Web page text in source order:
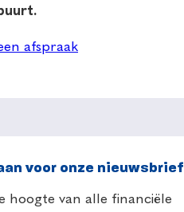
afspraak
voor onze nieuwsbrief
hoogte van alle financiële